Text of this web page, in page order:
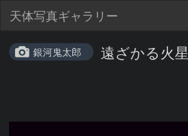
天体写真ギャラリー
銀河鬼太郎 遠ざかる火星